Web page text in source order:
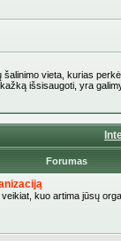
vieta, kurias
išsisaugoti, yra
Forumas
kuo artima jūsų